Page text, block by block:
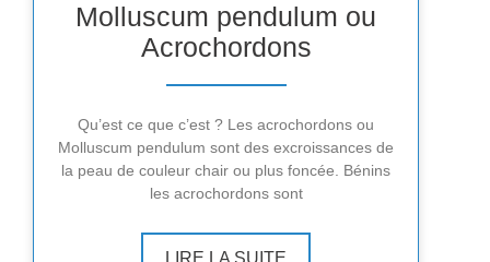
Molluscum pendulum ou
Acrochordons
Qu’est ce que c’est ? Les acrochordons ou
Molluscum pendulum sont des excroissances de
la peau de couleur chair ou plus foncée. Bénins
les acrochordons sont